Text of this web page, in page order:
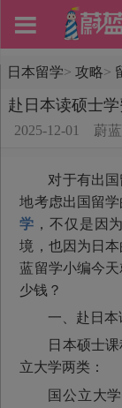
日本留学> 攻略>
赴日本读硕士
2025-12-01 蔚
对于有出
地考虑出国留
学 ，不仅是因
境，也因为日
蓝留学小编今
少钱？
一、赴日
日本硕士
立大学两类：
国公立大